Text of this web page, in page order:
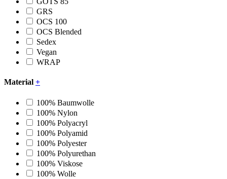
GRS
OCS 100
OCS Blended
Sedex
Vegan
WRAP
Material +
100% Baumwolle
100% Nylon
100% Polyacryl
100% Polyamid
100% Polyester
100% Polyurethan
100% Viskose
100% Wolle